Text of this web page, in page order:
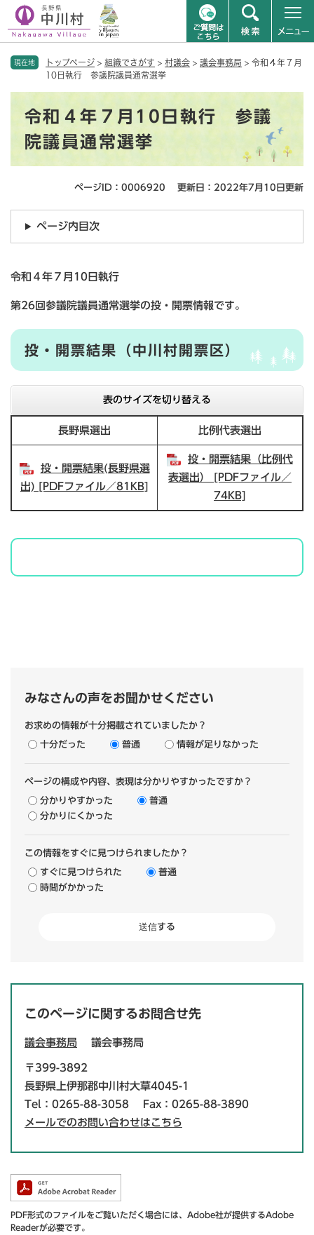
現在地 トップページ > 組織でさがす > 村議会 > 議会事務局 > 令和４年７月
10日執行 参議院議員通常選挙
令和４年７月10日執行 参議
院議員通常選挙
ページID：0006920 更新日：2022年7月10日更新
ページ内目次
令和４年７月10日執行
第26回参議院議員通常選挙の投・開票情報です。
投・開票結果（中川村開票区）
表のサイズを切り替える
長野県選出 比例代表選出
投・開票結果(長野県選
出) [PDFファイル／81KB]
投・開票結果（比例代
表選出） [PDFファイル／
74KB]
みなさんの声をお聞かせください
お求めの情報が十分掲載されていましたか？
十分だった 普通 情報が足りなかった
ページの構成や内容、表現は分かりやすかったですか？
分かりやすかった
普通
分かりにくかった
この情報をすぐに見つけられましたか？
すぐに見つけられた
普通
時間がかかった
このページに関するお問合せ先
議会事務局 議会事務局
〒399-3892
長野県上伊那郡中川村大草4045-1
Tel：0265-88-3058
Fax：0265-88-3890
メールでのお問い合わせはこちら
PDF形式のファイルをご覧いただく場合には、Adobe社が提供するAdobe
Readerが必要です。